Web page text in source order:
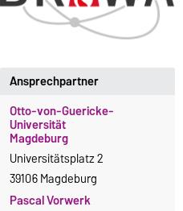
Ansprechpartner
Otto-von-Guericke-
Universität
Magdeburg
Universitätsplatz 2
39106 Magdeburg
Pascal Vorwerk